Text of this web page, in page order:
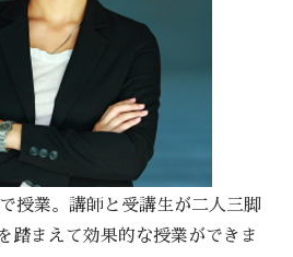
授業。講師と受講生が二人三脚
踏まえて効果的な授業ができま